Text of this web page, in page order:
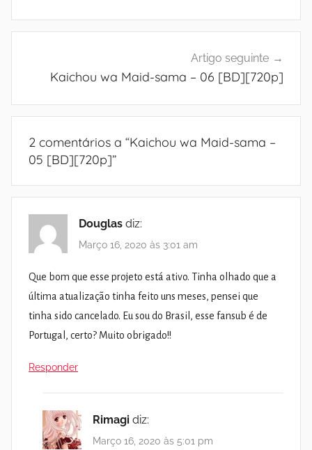
Artigo seguinte
Kaichou wa Maid-sama – 06 [BD][720p]
2 comentários a “Kaichou wa Maid-sama –
05 [BD][720p]”
Douglas diz:
Março 16, 2020 às 3:01 am
Que bom que esse projeto está ativo. Tinha olhado que a
última atualização tinha feito uns meses, pensei que
tinha sido cancelado. Eu sou do Brasil, esse fansub é de
Portugal, certo? Muito obrigado!!
Responder
Rimagi diz:
Março 16, 2020 às 5:01 pm